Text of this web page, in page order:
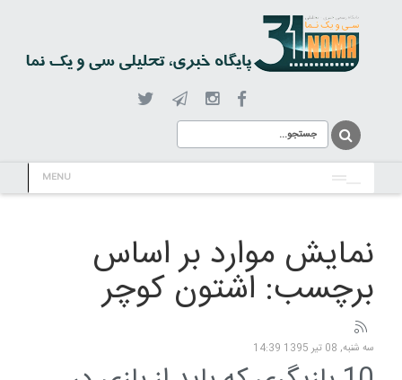
MENU
نمایش موارد بر اساس
برچسب: اشتون کوچر
سه شنبه, 08 تیر 1395 14:39